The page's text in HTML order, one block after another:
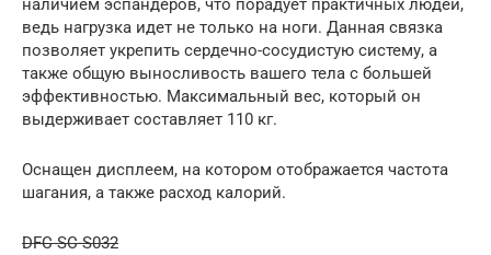
наличием эспандеров, что порадует практичных людей,
ведь нагрузка идет не только на ноги. Данная связка
позволяет укрепить сердечно-сосудистую систему, а
также общую выносливость вашего тела с большей
эффективностью. Максимальный вес, который он
выдерживает составляет 110 кг.
Оснащен дисплеем, на котором отображается частота
шагания, а также расход калорий.
DFC SC-S032